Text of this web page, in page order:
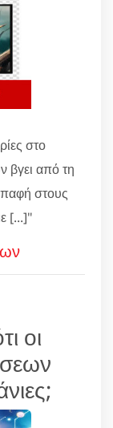
στο
βγει από τη
στους
[...]"
οι